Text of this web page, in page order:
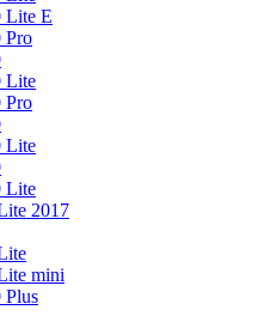
Lite E
Pro
Lite
Pro
Lite
Lite
2017
mini
Plus